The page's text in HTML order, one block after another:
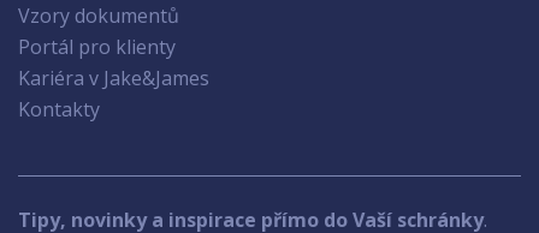
Vzory dokumentů
Portál pro klienty
Kariéra v Jake&James
Kontakty
Tipy, novinky a inspirace přímo do Vaší schránky.